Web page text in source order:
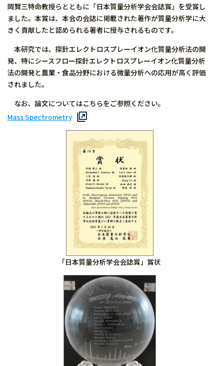
岡賢三特命教授らとともに「日本質量分析学会会誌賞」を受賞し
ました。本賞は、本会の会誌に掲載された著作が質量分析学に大
きく貢献したと認められる著者に授与されるものです。
本研究では、探針エレクトロスプレーイオン化質量分析法の開
発、特にシースフロー探針エレクトロスプレーイオン化質量分析
法の開発と農業・食品分野における微量分析への応用が高く評価
されました。
なお、論文についてはこちらをご参照ください。
Mass Spectrometry
「日本質量分析学会会誌賞」賞状